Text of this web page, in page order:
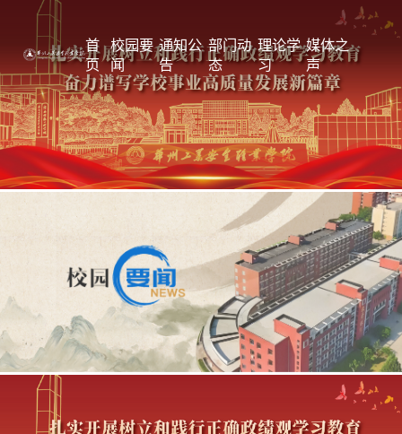
首
页
校园要
闻
通知公
告
部门动
态
理论学
习
媒体之
声